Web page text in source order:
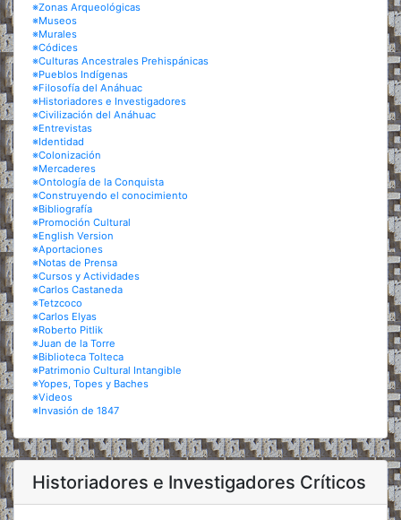
※Zonas Arqueológicas
※Museos
※Murales
※Códices
※Culturas Ancestrales Prehispánicas
※Pueblos Indígenas
※Filosofía del Anáhuac
※Historiadores e Investigadores
※Civilización del Anáhuac
※Entrevistas
※Identidad
※Colonización
※Mercaderes
※Ontología de la Conquista
※Construyendo el conocimiento
※Bibliografía
※Promoción Cultural
※English Version
※Aportaciones
※Notas de Prensa
※Cursos y Actividades
※Carlos Castaneda
※Tetzcoco
※Carlos Elyas
※Roberto Pitlik
※Juan de la Torre
※Biblioteca Tolteca
※Patrimonio Cultural Intangible
※Yopes, Topes y Baches
※Videos
※Invasión de 1847
Historiadores e Investigadores Críticos